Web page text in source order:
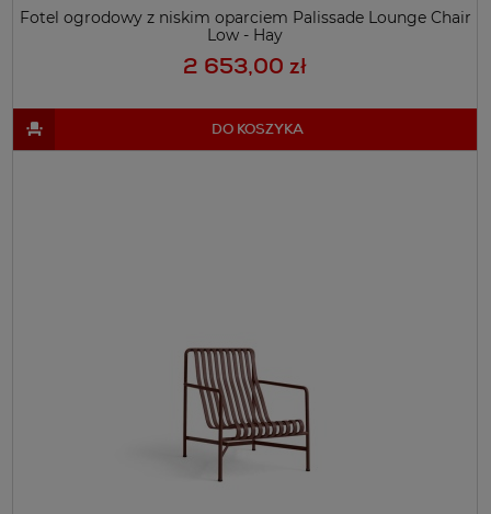
Fotel ogrodowy z niskim oparciem Palissade Lounge Chair
Low - Hay
2 653,00 zł
DO KOSZYKA